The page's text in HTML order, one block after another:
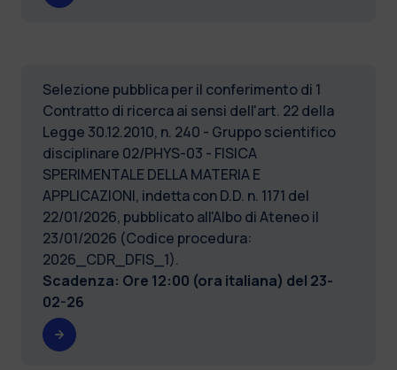
Selezione pubblica per il conferimento di 1
Contratto di ricerca ai sensi dell'art. 22 della
Legge 30.12.2010, n. 240 - Gruppo scientifico
disciplinare 02/PHYS-03 - FISICA
SPERIMENTALE DELLA MATERIA E
APPLICAZIONI, indetta con D.D. n. 1171 del
22/01/2026, pubblicato all'Albo di Ateneo il
23/01/2026 (Codice procedura:
2026_CDR_DFIS_1).
Scadenza: Ore 12:00 (ora italiana) del 23-
02-26